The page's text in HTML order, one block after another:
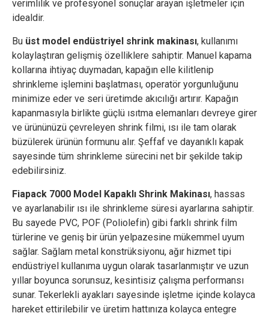
verimlilik ve profesyonel sonuçlar arayan işletmeler için
idealdir.
Bu üst model endüstriyel shrink makinası, kullanımı
kolaylaştıran gelişmiş özelliklere sahiptir. Manuel kapama
kollarına ihtiyaç duymadan, kapağın elle kilitlenip
shrinkleme işlemini başlatması, operatör yorgunluğunu
minimize eder ve seri üretimde akıcılığı artırır. Kapağın
kapanmasıyla birlikte güçlü ısıtma elemanları devreye girer
ve ürününüzü çevreleyen shrink filmi, ısı ile tam olarak
büzülerek ürünün formunu alır. Şeffaf ve dayanıklı kapak
sayesinde tüm shrinkleme sürecini net bir şekilde takip
edebilirsiniz.
Fiapack 7000 Model Kapaklı Shrink Makinası, hassas
ve ayarlanabilir ısı ile shrinkleme süresi ayarlarına sahiptir.
Bu sayede PVC, POF (Poliolefin) gibi farklı shrink film
türlerine ve geniş bir ürün yelpazesine mükemmel uyum
sağlar. Sağlam metal konstrüksiyonu, ağır hizmet tipi
endüstriyel kullanıma uygun olarak tasarlanmıştır ve uzun
yıllar boyunca sorunsuz, kesintisiz çalışma performansı
sunar. Tekerlekli ayakları sayesinde işletme içinde kolayca
hareket ettirilebilir ve üretim hattınıza kolayca entegre